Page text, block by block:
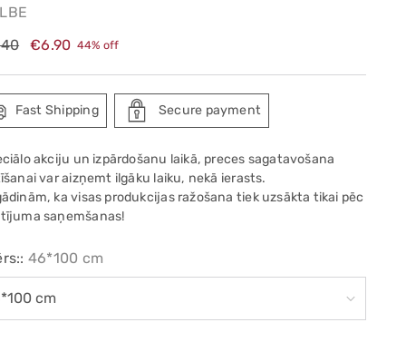
€6.90 44% off
Fast Shipping Secure payment
akciju un izpārdošanu laikā, preces sagatavošana
var aizņemt ilgāku laiku, nekā ierasts.
ka visas produkcijas ražošana tiek uzsākta tikai pēc
saņemšanas!
46*100 cm